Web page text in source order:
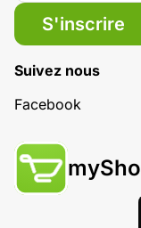
S'inscrire
Suivez nous
Facebook